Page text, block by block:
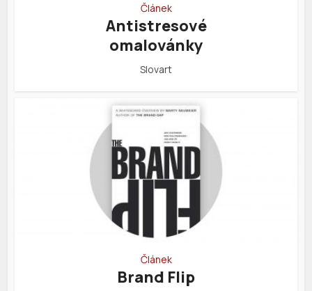
Článek
Antistresové
omalovánky
Slovart
Článek
Brand Flip